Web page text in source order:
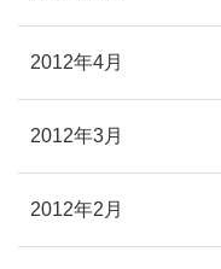
2012年4月
2012年3月
2012年2月